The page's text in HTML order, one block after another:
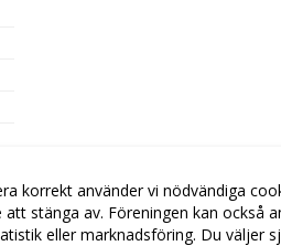
korrekt använder vi nödvändiga
stänga av. Föreningen kan också
eller marknadsföring. Du väljer